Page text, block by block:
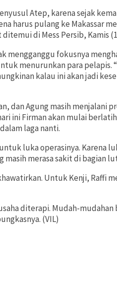
Atep, karena sejak
harus pulang ke Makassar
di Mess Persib, Kamis
mengganggu fokusnya
menurunkan para pelapis.
kalau ini akan jadi
dan Agung masih menjalani
ini Firman akan mulai
laga nanti.
luka operasinya. Karena
merasa sakit di bagian
Untuk Kenji, Raffi
diterapi. Mudah-
(VIL)